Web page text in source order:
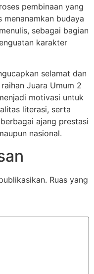
pembinaan yang
menanamkan budaya
sebagai bagian
karakter
selamat dan
Juara Umum 2
motivasi untuk
literasi, serta
ajang prestasi
nasional.
Ruas yang